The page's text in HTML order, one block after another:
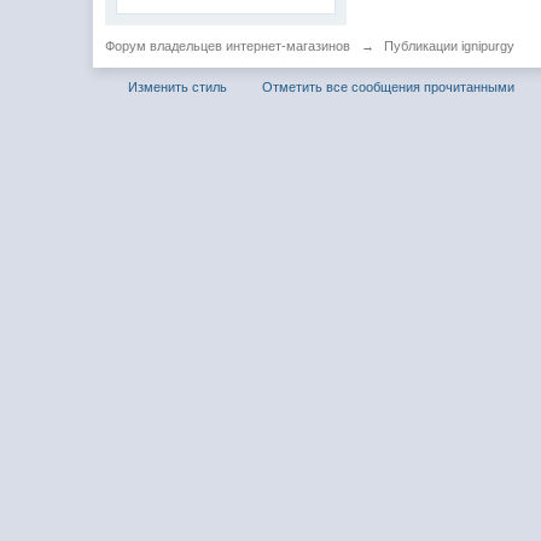
Форум владельцев интернет-магазинов → Публикации ignipurgy
Изменить стиль Отметить все сообщения прочитанными